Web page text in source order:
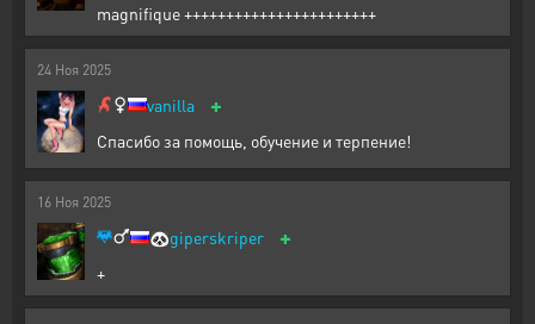
magnifique +++++++++++++++++++++++
24 Ноя 2025
vanilla +
Спасибо за помощь, обучение и терпение!
16 Ноя 2025
🐼giperskriper +
+